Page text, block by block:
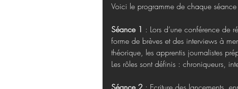
Voici le programme de chaque
Séance 1 : Lors d’une conférence de
forme de brèves et des interviews à
théorique, les apprentis journalistes
Les rôles sont définis : chroniqueurs,